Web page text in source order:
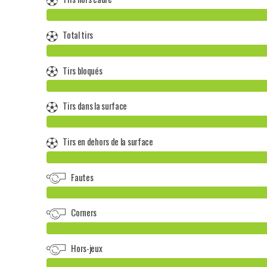
Total tirs
Tirs bloqués
Tirs dans la surface
Tirs en dehors de la surface
Fautes
Corners
Hors-jeux